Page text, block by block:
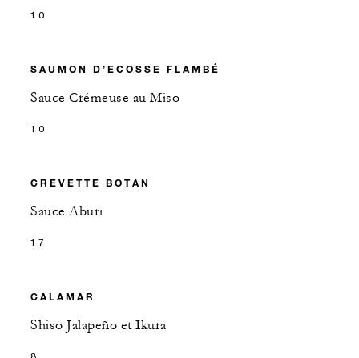
10
SAUMON D’ECOSSE FLAMBÉ
Sauce Crémeuse au Miso
10
CREVETTE BOTAN
Sauce Aburi
17
CALAMAR
Shiso Jalapeño et Ikura